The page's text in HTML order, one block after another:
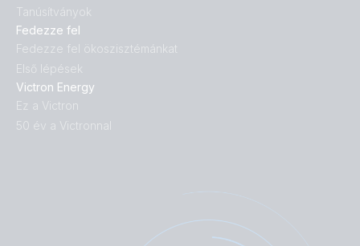
Fedezze fel
Fedezze fel ökoszisztémánkat
Első lépések
Victron Energy
Ez a Victron
50 év a Victronnal
Tanúsítványok